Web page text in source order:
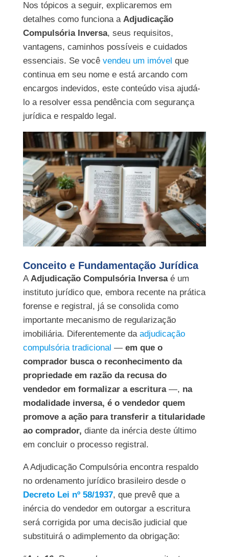
Nos tópicos a seguir, explicaremos em
detalhes como funciona a Adjudicação
Compulsória Inversa, seus requisitos,
vantagens, caminhos possíveis e cuidados
essenciais. Se você vendeu um imóvel que
continua em seu nome e está arcando com
encargos indevidos, este conteúdo visa ajudá-
lo a resolver essa pendência com segurança
jurídica e respaldo legal.
Conceito e Fundamentação Jurídica
AAdjudicação Compulsória Inversaé um
instituto jurídico que, embora recente na prática
forense e registral, já se consolida como
importante mecanismo de regularização
imobiliária. Diferentemente da adjudicação
compulsória tradicional — em que o
comprador busca o reconhecimento da
propriedade em razão da recusa do
vendedor em formalizar a escritura —, na
modalidade inversa, é o vendedor quem
promove a ação para transferir a titularidade
ao comprador, diante da inércia deste último
em concluir o processo registral.
A Adjudicação Compulsória encontra respaldo
no ordenamento jurídico brasileiro desde o
Decreto Lei nº 58/1937, que prevê que a
inércia do vendedor em outorgar a escritura
será corrigida por uma decisão judicial que
substituirá o adimplemento da obrigação: